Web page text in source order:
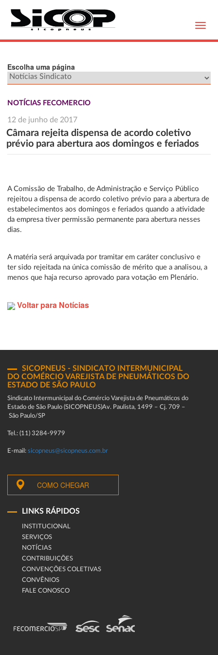
Escolha uma página
NOTÍCIAS FECOMERCIO
12 de junho de 2017
Câmara rejeita dispensa de acordo coletivo
prévio para abertura aos domingos e feriados
A Comissão de Trabalho, de Administração e Serviço Público
rejeitou a dispensa de acordo coletivo prévio para a abertura de
estabelecimentos aos domingos e feriados quando a atividade
da empresa tiver permissão permanente para abertura nesses
dias.
A matéria será arquivada por tramitar em caráter conclusivo e
ter sido rejeitada na única comissão de mérito que a analisou, a
menos que haja recurso aprovado para votação em Plenário.
Voltar para Notícias
SICOPNEUS - SINDICATO INTERMUNICIPAL
DO COMÉRCIO VAREJISTA DE PNEUMÁTICOS DO
ESTADO DE SÃO PAULO
Sindicato Intermunicipal do Comércio Varejista de Pneumáticos do
Estado de São Paulo (SICOPNEUS)Av. Paulista, 1499 – Cj. 709 –
São Paulo/SP
Tel.: (11) 3284-9979
E-mail: sicopneus@sicopneus.com.br
COMO CHEGAR
LINKS RÁPIDOS
INSTITUCIONAL
SERVIÇOS
NOTÍCIAS
CONTRIBUIÇÕES
CONVENÇÕES COLETIVAS
CONVÊNIOS
FALE CONOSCO